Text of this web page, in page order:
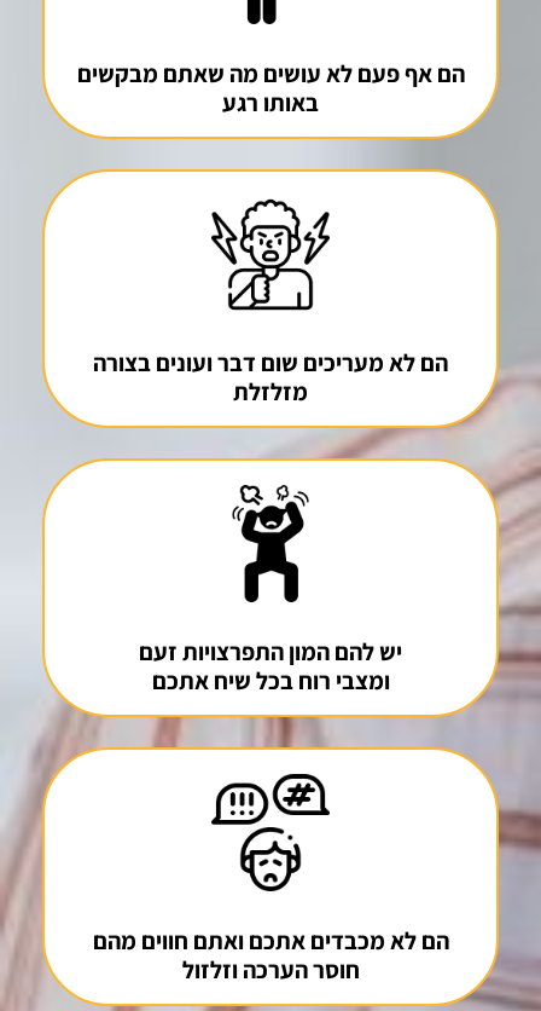
הם אף פעם לא עושים מה שאתם מבקשים
באותו רגע
הם לא מעריכים שום דבר ועונים בצורה
מזלזלת
יש להם המון התפרצויות זעם
ומצבי רוח בכל שיח אתכם
הם לא מכבדים אתכם ואתם חווים מהם
חוסר הערכה וזלזול